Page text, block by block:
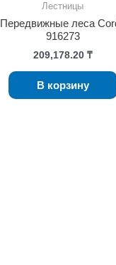
Лестницы
Передвижные леса
916273
209,178.20₸
В корзину